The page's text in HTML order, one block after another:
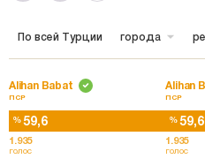
По всей Турции города
Alihan Babat
ПСР
%59,6
1.935
голос
Alihan
ПСР
% 59,6
1.935
голос